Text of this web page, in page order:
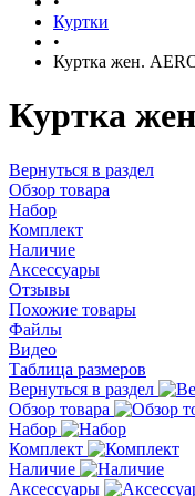
Куртки
•
Куртка жен.
Куртка
Вернуться в раздел
Обзор товара
Набор
Комплект
Наличие
Аксессуары
Отзывы
Похожие товары
Файлы
Видео
Таблица размеров
Вернуться в раздел
Обзор товара
Набор
Комплект
Наличие
Аксессуары